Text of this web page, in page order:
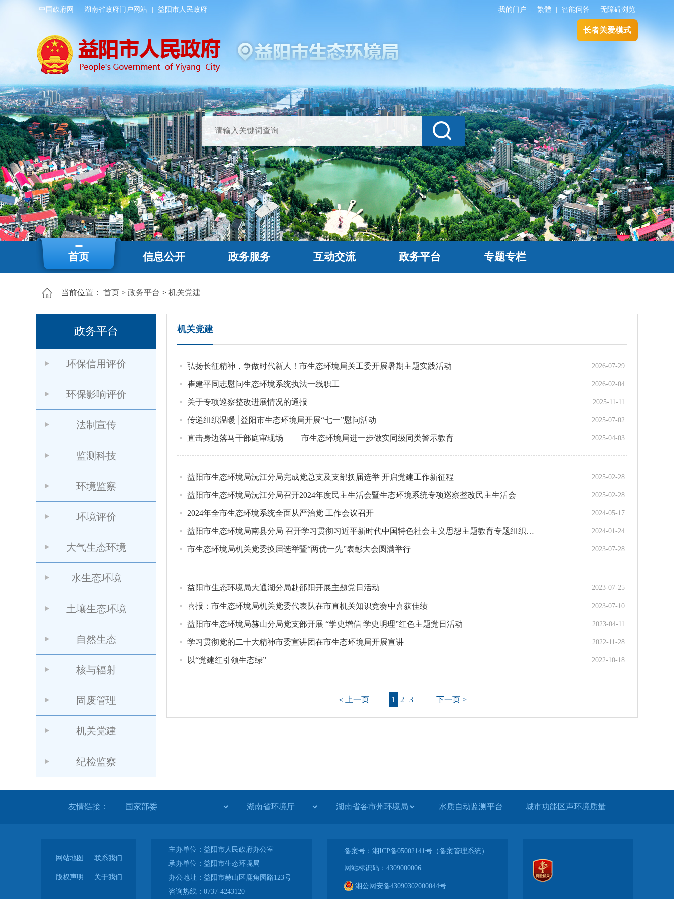
中国政府网 湖南省政府门户网站 益阳市人民政府 我的门户 繁體 智能问答 无障碍浏览
长者关爱模式
首页 信息公开 政务服务 互动交流 政务平台 专题专栏
当前位置： 首页 > 政务平台 > 机关党建
政务平台
环保信用评价
环保影响评价
法制宣传
监测科技
环境监察
环境评价
大气生态环境
水生态环境
土壤生态环境
自然生态
核与辐射
固废管理
机关党建
纪检监察
机关党建
弘扬长征精神，争做时代新人！市生态环境局关工委开展暑期主题实践活动 2026-07-29
崔建平同志慰问生态环境系统执法一线职工 2026-02-04
关于专项巡察整改进展情况的通报 2025-11-11
传递组织温暖│益阳市生态环境局开展“七一”慰问活动 2025-07-02
直击身边落马干部庭审现场 ——市生态环境局进一步做实同级同类警示教育 2025-04-03
益阳市生态环境局沅江分局完成党总支及支部换届选举 开启党建工作新征程 2025-02-28
益阳市生态环境局沅江分局召开2024年度民主生活会暨生态环境系统专项巡察整改民主生活会 2025-02-28
2024年全市生态环境系统全面从严治党 工作会议召开 2024-05-17
益阳市生态环境局南县分局 召开学习贯彻习近平新时代中国特色社会主义思想主题教育专题组织生活会 2024-01-24
市生态环境局机关党委换届选举暨“两优一先”表彰大会圆满举行 2023-07-28
益阳市生态环境局大通湖分局赴邵阳开展主题党日活动 2023-07-25
喜报：市生态环境局机关党委代表队在市直机关知识竞赛中喜获佳绩 2023-07-10
益阳市生态环境局赫山分局党支部开展 “学史增信 学史明理”红色主题党日活动 2023-04-11
学习贯彻党的二十大精神市委宣讲团在市生态环境局开展宣讲 2022-11-28
以“党建红引领生态绿” 2022-10-18
＜上一页 1 2 3 下一页 >
友情链接： 水质自动监测平台 城市功能区声环境质量
网站地图 联系我们
版权声明 关于我们
主办单位：益阳市人民政府办公室
承办单位：益阳市生态环境局
办公地址：益阳市赫山区鹿角园路123号
咨询热线：0737-4243120
备案号：湘ICP备05002141号（备案管理系统）
网站标识码：4309000006
湘公网安备43090302000044号